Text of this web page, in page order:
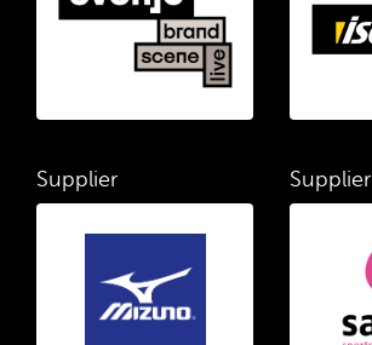
Supplier Supplier